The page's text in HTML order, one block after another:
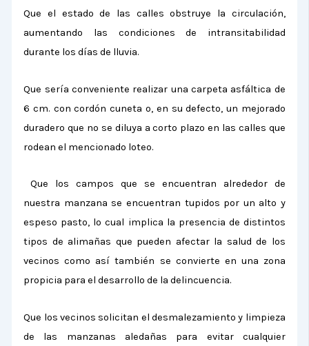
Que el estado de las calles obstruye la circulación,
aumentando las condiciones de intransitabilidad
durante los días de lluvia.
Que sería conveniente realizar una carpeta asfáltica de
6 cm. con cordón cuneta o, en su defecto, un mejorado
duradero que no se diluya a corto plazo en las calles que
rodean el mencionado loteo.
Que los campos que se encuentran alrededor de
nuestra manzana se encuentran tupidos por un alto y
espeso pasto, lo cual implica la presencia de distintos
tipos de alimañas que pueden afectar la salud de los
vecinos como así también se convierte en una zona
propicia para el desarrollo de la delincuencia.
Que los vecinos solicitan el desmalezamiento y limpieza
de las manzanas aledañas para evitar cualquier